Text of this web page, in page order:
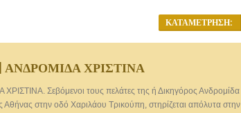
ΚΑΤΑΜΈΤΡΗΣΗ:
ΧΡΙΣΤΙΝΑ
Σεβόμενοι τους πελάτες της ή Δικηγόρος Ανδρομίδα
Αθήνας στην οδό Χαριλάου Τρικούπη, στηρίζεται απόλυτα